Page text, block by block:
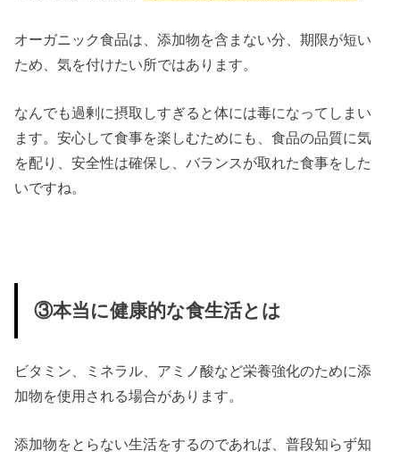
オーガニック食品は、添加物を含まない分、期限が短い
ため、気を付けたい所ではあります。
なんでも過剰に摂取しすぎると体には毒になってしまい
ます。安心して食事を楽しむためにも、食品の品質に気
を配り、安全性は確保し、バランスが取れた食事をした
いですね。
③本当に健康的な食生活とは
ビタミン、ミネラル、アミノ酸など栄養強化のために添
加物を使用される場合があります。
添加物をとらない生活をするのであれば、普段知らず知